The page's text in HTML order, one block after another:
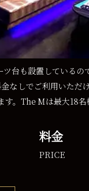
台も設置しているの
なしでご利用いただけ
。The Mは最大18名
料金
PRICE